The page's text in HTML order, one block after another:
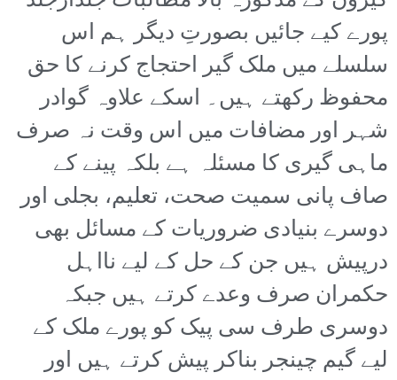
پورے کیے جائیں بصورتِ دیگر ہم اس
سلسلے میں ملک گیر احتجاج کرنے کا حق
محفوظ رکھتے ہیں۔ اسکے علاوہ گوادر
شہر اور مضافات میں اس وقت نہ صرف
ماہی گیری کا مسئلہ ہے بلکہ پینے کے
صاف پانی سمیت صحت، تعلیم، بجلی اور
دوسرے بنیادی ضروریات کے مسائل بھی
درپیش ہیں جن کے حل کے لیے نااہل
حکمران صرف وعدے کرتے ہیں جبکہ
دوسری طرف سی پیک کو پورے ملک کے
لیے گیم چینجر بناکر پیش کرتے ہیں اور